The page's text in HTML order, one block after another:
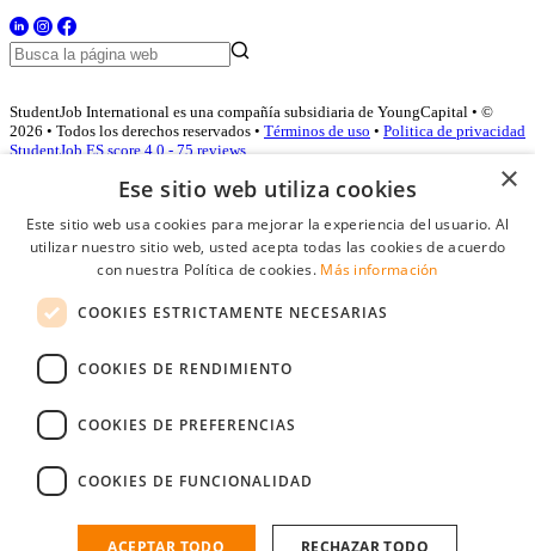
StudentJob International es una compañía subsidiaria de YoungCapital • ©
2026 • Todos los derechos reservados • Términos de uso • Politica de privacidad
StudentJob ES score 4.0 - 75 reviews
Acceso empresas
Contraseña
Recordarme
Conectarse
Registro gratuito empresas
Encuentre al candidato perfecto a tan sólo un par de clicks
×
Ese sitio web utiliza cookies
Este sitio web usa cookies para mejorar la experiencia del usuario. Al
utilizar nuestro sitio web, usted acepta todas las cookies de acuerdo
con nuestra Política de cookies. Más información
COOKIES ESTRICTAMENTE NECESARIAS
COOKIES DE RENDIMIENTO
COOKIES DE PREFERENCIAS
COOKIES DE FUNCIONALIDAD
ACEPTAR TODO RECHAZAR TODO